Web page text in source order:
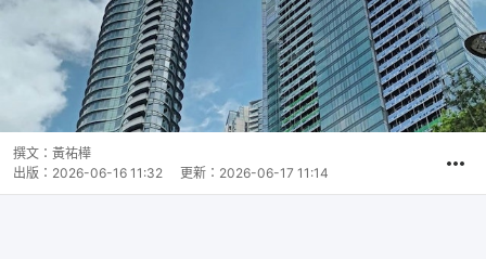
撰文： 黃祐樺
出版： 2026-06-16 11:32 更新： 2026-06-17 11:14